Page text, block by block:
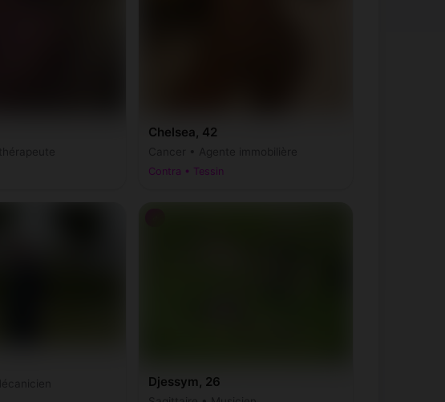
Chelsea, 42
Contra • Tessin
Djessym, 26